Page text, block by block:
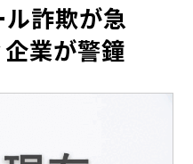
詐欺が急
業が警鐘